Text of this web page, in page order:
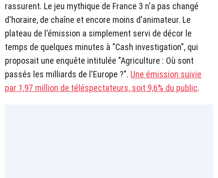
rassurent. Le jeu mythique de France 3 n'a pas changé
d'horaire, de chaîne et encore moins d'animateur. Le
plateau de l'émission a simplement servi de décor le
temps de quelques minutes à "Cash investigation", qui
proposait une enquête intitulée "Agriculture : Où sont
passés les milliards de l'Europe ?". Une émission suivie
par 1,97 million de téléspectateurs, soit 9,6% du public.